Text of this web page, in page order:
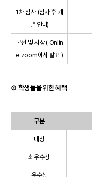
1차 심사 (심사 후 개
별 안내)
본선 및 시상 ( Onlin
e zoom에서 발표 )
⊙ 학생들을 위한 혜택
구분
대상
최우수상
우수상